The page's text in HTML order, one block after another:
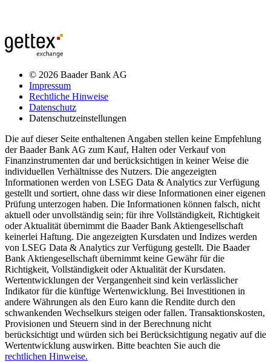
© 2026 Baader Bank AG
Impressum
Rechtliche Hinweise
Datenschutz
Datenschutzeinstellungen
Die auf dieser Seite enthaltenen Angaben stellen keine Empfehlung
der Baader Bank AG zum Kauf, Halten oder Verkauf von
Finanzinstrumenten dar und berücksichtigen in keiner Weise die
individuellen Verhältnisse des Nutzers. Die angezeigten
Informationen werden von LSEG Data & Analytics zur Verfügung
gestellt und sortiert, ohne dass wir diese Informationen einer eigenen
Prüfung unterzogen haben. Die Informationen können falsch, nicht
aktuell oder unvollständig sein; für ihre Vollständigkeit, Richtigkeit
oder Aktualität übernimmt die Baader Bank Aktiengesellschaft
keinerlei Haftung. Die angezeigten Kursdaten und Indizes werden
von LSEG Data & Analytics zur Verfügung gestellt. Die Baader
Bank Aktiengesellschaft übernimmt keine Gewähr für die
Richtigkeit, Vollständigkeit oder Aktualität der Kursdaten.
Wertentwicklungen der Vergangenheit sind kein verlässlicher
Indikator für die künftige Wertenwicklung. Bei Investitionen in
andere Währungen als den Euro kann die Rendite durch den
schwankenden Wechselkurs steigen oder fallen. Transaktionskosten,
Provisionen und Steuern sind in der Berechnung nicht
berücksichtigt und würden sich bei Berücksichtigung negativ auf die
Wertentwicklung auswirken. Bitte beachten Sie auch die
rechtlichen Hinweise.